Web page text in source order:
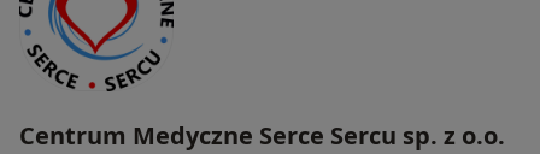
Centrum Medyczne Serce Sercu sp. z o.o.